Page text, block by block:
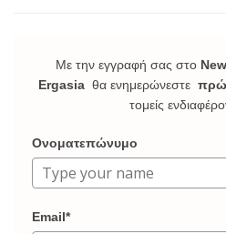
Με την εγγραφή σας στο
Ergasia θα ενημερώνεστε
τομείς
Ονοματεπώνυμο
Email*